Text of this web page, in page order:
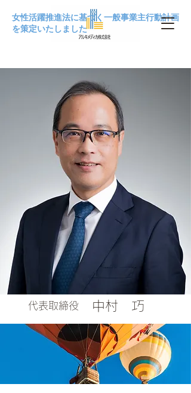
女性活躍推進法に基づく一般事業主行動計画
を策定いたしました
中村 巧
代表取締役